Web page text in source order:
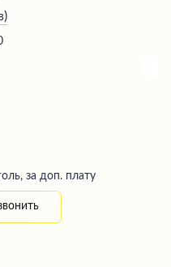
)
за доп. плату